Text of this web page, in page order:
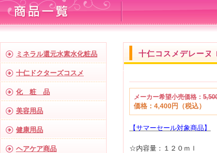
ミネラル還元水素水化粧品
十仁ドクターズコスメ
化 粧 品
美容用品
健康用品
ヘアケア商品
十仁コスメデレーヌ
メーカー希望小売価格：
価格：4,400円（税込）
【サマーセール対象商品】
☆内容量：１２０ｍｌ